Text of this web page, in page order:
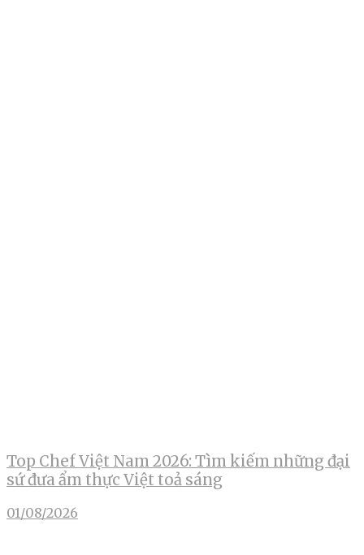
Top Chef Việt Nam 2026: Tìm kiếm những đại
sứ đưa ẩm thực Việt toả sáng
01/08/2026